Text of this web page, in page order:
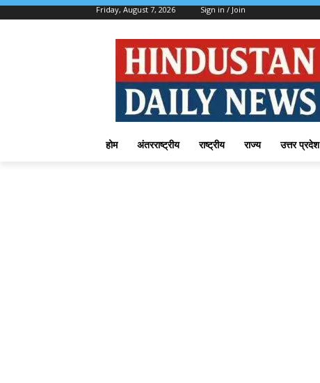
Friday, August 7, 2026 Sign in / Join
होम अंतरराष्ट्रीय राष्ट्रीय राज्य उत्तर प्रदेश